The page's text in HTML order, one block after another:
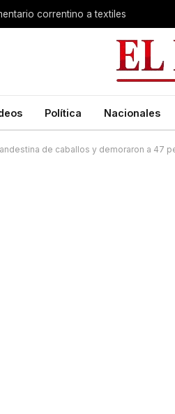
correntino a textiles
Política Nacionales
de caballos y demoraron a 47